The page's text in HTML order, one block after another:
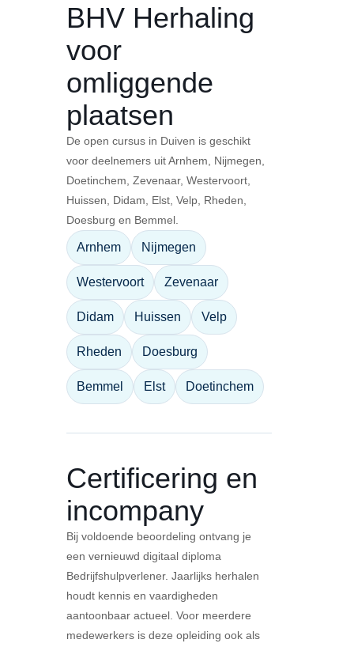
BHV Herhaling
voor
omliggende
plaatsen
De open cursus in Duiven is geschikt
voor deelnemers uit Arnhem, Nijmegen,
Doetinchem, Zevenaar, Westervoort,
Huissen, Didam, Elst, Velp, Rheden,
Doesburg en Bemmel.
Arnhem Nijmegen
Westervoort Zevenaar
Didam Huissen Velp
Rheden Doesburg
Bemmel Elst Doetinchem
Certificering en
incompany
Bij voldoende beoordeling ontvang je
een vernieuwd digitaal diploma
Bedrijfshulpverlener. Jaarlijks herhalen
houdt kennis en vaardigheden
aantoonbaar actueel. Voor meerdere
medewerkers is deze opleiding ook als